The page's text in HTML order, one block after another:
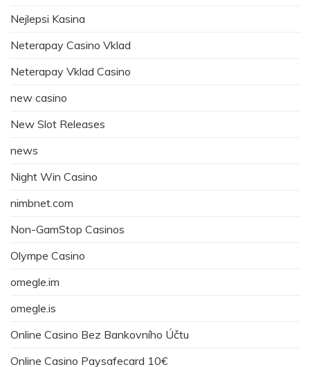
Nejlepsi Kasina
Neterapay Casino Vklad
Neterapay Vklad Casino
new casino
New Slot Releases
news
Night Win Casino
nimbnet.com
Non-GamStop Casinos
Olympe Casino
omegle.im
omegle.is
Online Casino Bez Bankovního Účtu
Online Casino Paysafecard 10€